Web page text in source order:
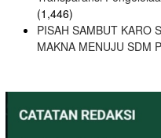
(1,446)
PISAH SAMBUT KARO
MAKNA MENUJU SDM